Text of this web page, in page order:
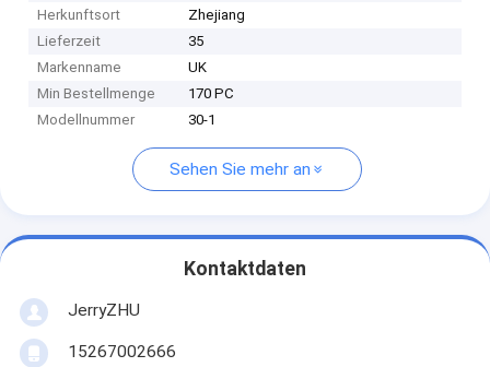
Herkunftsort
Zhejiang
Lieferzeit
35
Markenname
UK
Min Bestellmenge
170 PC
Modellnummer
30-1
Sehen Sie mehr an
Kontaktdaten
JerryZHU
15267002666